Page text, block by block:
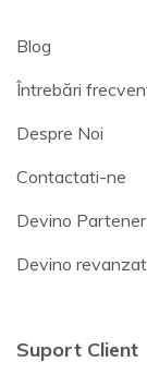
Blog
Întrebări
Despre Noi
Contactati-ne
Devino Partener
Devino
Suport Client